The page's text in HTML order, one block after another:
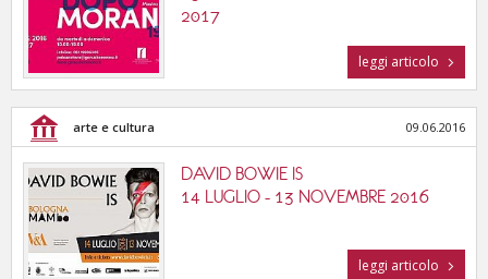
2017
leggi articolo
arte e cultura 09.06.2016
DAVID BOWIE IS
14 LUGLIO - 13 NOVEMBRE 2016
leggi articolo